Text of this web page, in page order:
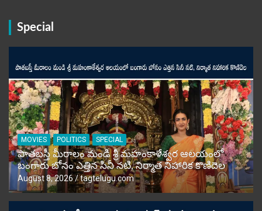
Special
MOVIES POLITICS SPECIAL
పాతబస్తీ మీరాలం మండి శ్రీ మహంకాళేశ్వర ఆలయంలో
బంగారు బోనం ఎత్తిన సినీ నటి, నిర్మాత నిహారిక కొణిదెల
August 8, 2026 tagtelugu.com